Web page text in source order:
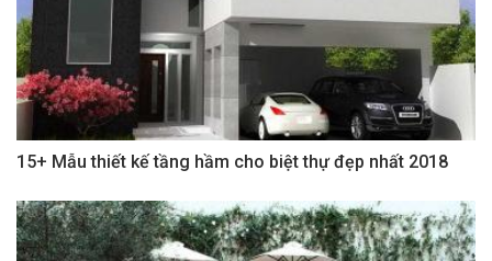
15+ Mẫu thiết kế tầng hầm cho biệt thự đẹp nhất 2018